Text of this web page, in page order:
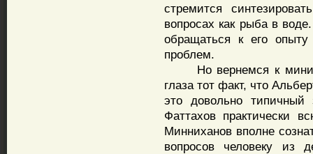
стремится
вопросах как рыба в
обращаться к его опыту
проблем.
Но вернемся к
глаза тот факт, что
это довольно типичный
Фаттахов практически
Минниханов вполне
вопросов человеку из